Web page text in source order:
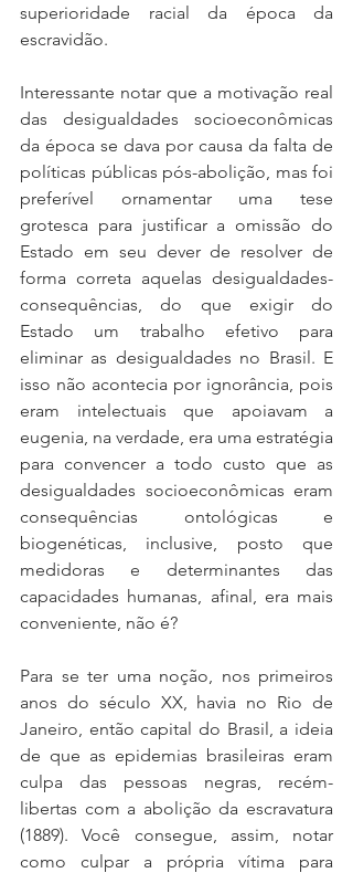
superioridade racial da época da
escravidão.
Interessante notar que a motivação real
das desigualdades socioeconômicas
da época se dava por causa da falta de
políticas públicas pós-abolição, mas foi
preferível ornamentar uma tese
grotesca para justificar a omissão do
Estado em seu dever de resolver de
forma correta aquelas desigualdades-
consequências, do que exigir do
Estado um trabalho efetivo para
eliminar as desigualdades no Brasil. E
isso não acontecia por ignorância, pois
eram intelectuais que apoiavam a
eugenia, na verdade, era uma estratégia
para convencer a todo custo que as
desigualdades socioeconômicas eram
consequências ontológicas e
biogenéticas, inclusive, posto que
medidoras e determinantes das
capacidades humanas, afinal, era mais
conveniente, não é?
Para se ter uma noção, nos primeiros
anos do século XX, havia no Rio de
Janeiro, então capital do Brasil, a ideia
de que as epidemias brasileiras eram
culpa das pessoas negras, recém-
libertas com a abolição da escravatura
(1889). Você consegue, assim, notar
como culpar a própria vítima para